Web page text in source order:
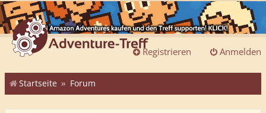
Anmelden
Registrieren
Startseite Forum